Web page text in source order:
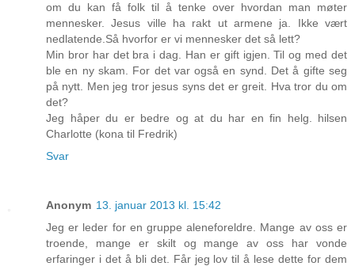
om du kan få folk til å tenke over hvordan man møter
mennesker. Jesus ville ha rakt ut armene ja. Ikke vært
nedlatende.Så hvorfor er vi mennesker det så lett?
Min bror har det bra i dag. Han er gift igjen. Til og med det
ble en ny skam. For det var også en synd. Det å gifte seg
på nytt. Men jeg tror jesus syns det er greit. Hva tror du om
det?
Jeg håper du er bedre og at du har en fin helg. hilsen
Charlotte (kona til Fredrik)
Svar
Anonym 13. januar 2013 kl. 15:42
Jeg er leder for en gruppe aleneforeldre. Mange av oss er
troende, mange er skilt og mange av oss har vonde
erfaringer i det å bli det. Får jeg lov til å lese dette for dem